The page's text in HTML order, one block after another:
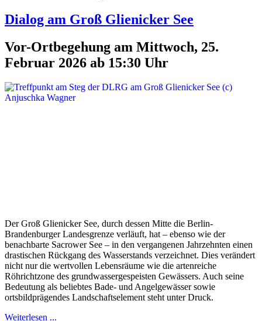
Dialog am Groß Glienicker See
Vor-Ortbegehung am Mittwoch, 25.
Februar 2026 ab 15:30 Uhr
Der Groß Glienicker See, durch dessen Mitte die Berlin-
Brandenburger Landesgrenze verläuft, hat – ebenso wie der
benachbarte Sacrower See – in den vergangenen Jahrzehnten einen
drastischen Rückgang des Wasserstands verzeichnet. Dies verändert
nicht nur die wertvollen Lebensräume wie die artenreiche
Röhrichtzone des grundwassergespeisten Gewässers. Auch seine
Bedeutung als beliebtes Bade- und Angelgewässer sowie
ortsbildprägendes Landschaftselement steht unter Druck.
Weiterlesen ...